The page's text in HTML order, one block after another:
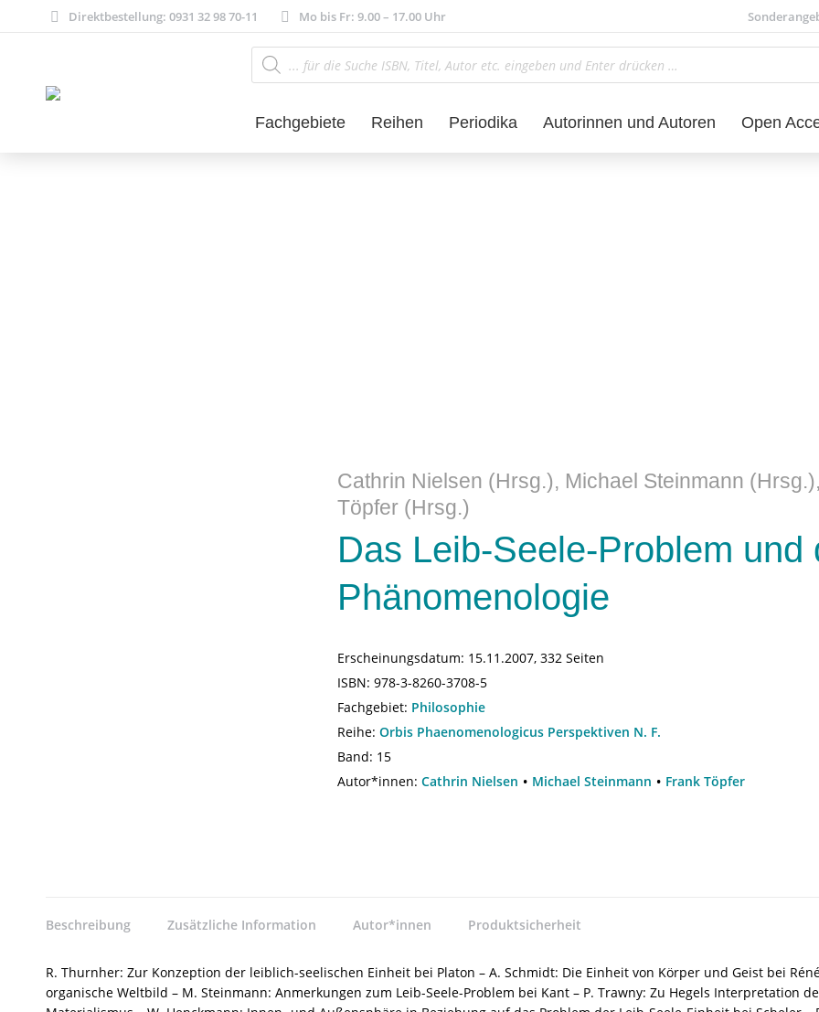
Direktbestellung: 0931 32 98 70-11 Mo bis Fr: 9.00 – 17.00 Uhr
Products
search
Fachgebiete Reihen Periodika Autorinnen und Autoren Open
Cathrin Nielsen (Hrsg.), Michael Steinmann
Töpfer (Hrsg.)
Das Leib-Seele-Problem und
Phänomenologie
Erscheinungsdatum: 15.11.2007, 332 Seiten
ISBN: 978-3-8260-3708-5
Fachgebiet: Philosophie
Reihe: Orbis Phaenomenologicus Perspektiven N. F.
Band: 15
Autor*innen: Cathrin Nielsen Michael Steinmann Frank Töpfer
Beschreibung Zusätzliche Information Autor*innen Produktsicherheit
R. Thurnher: Zur Konzeption der leiblich-seelischen Einheit bei Platon – A. Schmidt: Die Einheit von Körper und Geist bei
organische Weltbild – M. Steinmann: Anmerkungen zum Leib-Seele-Problem bei Kant – P. Trawny: Zu Hegels Interpretation